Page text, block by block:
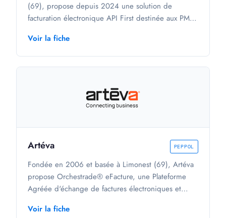
(69), propose depuis 2024 une solution de
facturation électronique API First destinée aux PME
49 000 clients, automatise les flux de comptabilité
et de facturation, avec un logiciel gratuit conforme
à la Plateforme Agréée.
Voir la fiche
Artéva PEPPOL
Fondée en 2006 et basée à Limonest (69), Artéva
propose Orchestrade® eFacture, une Plateforme
Agréée d'échange de factures électroniques et
La solution, conforme à la réforme 2026, intègre un
Voir la fiche